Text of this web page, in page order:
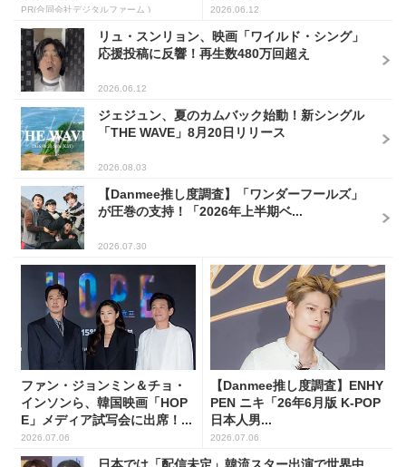
PR(合同会社デジタルファーム ) 2026.06.12
リュ・スンリョン、映画「ワイルド・シング」
応援投稿に反響！再生数480万回超え
2026.06.12
ジェジュン、夏のカムバック始動！新シングル
「THE WAVE」8月20日リリース
2026.08.03
【Danmee推し度調査】「ワンダーフールズ」
が圧巻の支持！「2026年上半期ベ...
2026.07.30
ファン・ジョンミン＆チョ・
インソンら、韓国映画「HOP
E」メディア試写会に出席！...
2026.07.06
【Danmee推し度調査】ENHY
PEN ニキ「26年6月版 K-POP
日本人男...
2026.07.06